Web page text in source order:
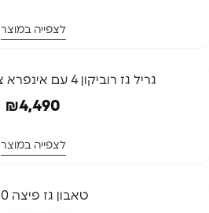
לצפייה במוצר
גריל גז רוביקון 4 עם אינפרא צידי ומבער אחורי
₪4,490
לצפייה במוצר
טאבון גז פיצה P200